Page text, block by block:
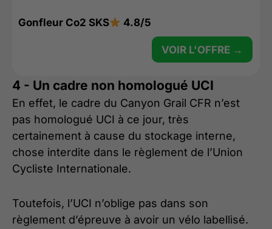
Gonfleur Co2 SKS 4.8/5
VOIR L'OFFRE →
4 - Un cadre non homologué UCI
En effet, le cadre du Canyon Grail CFR n’est
pas homologué UCI à ce jour, très
certainement à cause du stockage interne,
chose interdite dans le règlement de l’Union
Cycliste Internationale.
Toutefois, l’UCI n’oblige pas dans son
règlement d’épreuve à avoir un vélo labellisé.